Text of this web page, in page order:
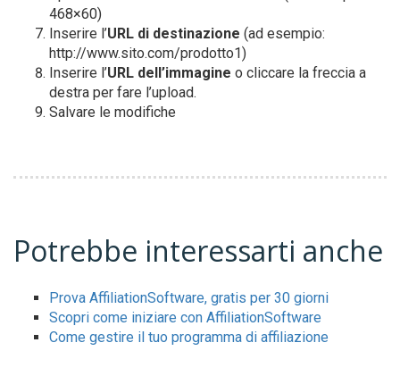
468×60)
Inserire l’URL di destinazione (ad esempio:
http://www.sito.com/prodotto1)
Inserire l’URL dell’immagine o cliccare la freccia a
destra per fare l’upload.
Salvare le modifiche
Potrebbe interessarti anche
Prova AffiliationSoftware, gratis per 30 giorni
Scopri come iniziare con AffiliationSoftware
Come gestire il tuo programma di affiliazione